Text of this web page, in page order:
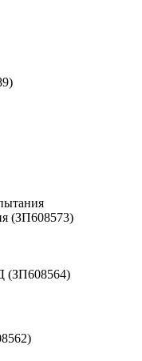
(ЗП608573)
(ЗП608564)